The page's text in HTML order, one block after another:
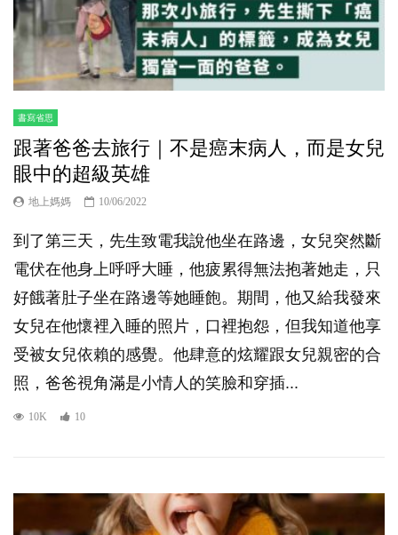
書寫省思
跟著爸爸去旅行｜不是癌末病人，而是女兒
眼中的超級英雄
地上媽媽 10/06/2022
到了第三天，先生致電我說他坐在路邊，女兒突然斷
電伏在他身上呼呼大睡，他疲累得無法抱著她走，只
好餓著肚子坐在路邊等她睡飽。期間，他又給我發來
女兒在他懷裡入睡的照片，口裡抱怨，但我知道他享
受被女兒依賴的感覺。他肆意的炫耀跟女兒親密的合
照，爸爸視角滿是小情人的笑臉和穿插...
10K 10